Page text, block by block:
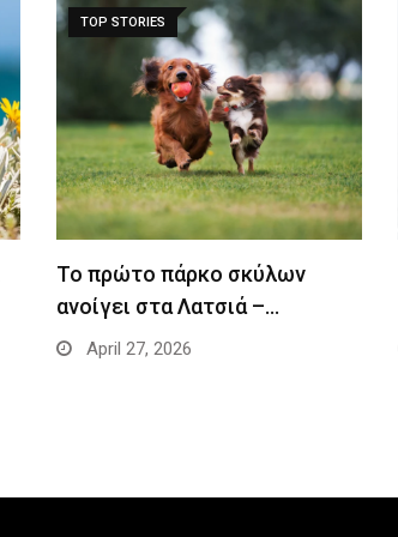
TOP STORIES
Το πρώτο πάρκο σκύλων
ανοίγει στα Λατσιά –…
April 27, 2026